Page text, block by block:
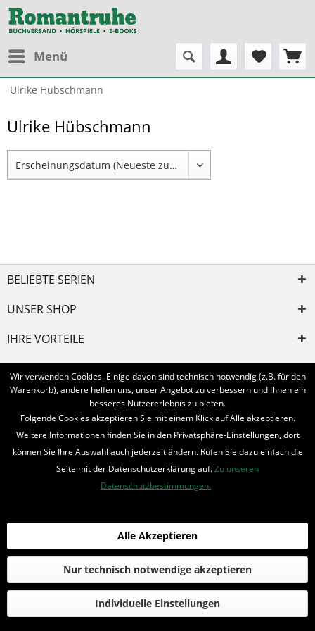
Menü
Ulrike Hübschmann
Ulrike Hübschmann
BELIEBTE SERIEN
UNSER SHOP
IHRE VORTEILE
INFORMIERT BLEIBEN
Bestellung widerrufen
* Alle Preise inkl. MwSt. und zzgl. Bearbeitungspauschale
© 2016-2022 Romantruhe - Buchversand, Joachim Otto
die profilschmiede - Internetagentur
Wir verwenden Cookies. Einige davon sind technisch notwendig (z.B. für den
Warenkorb), andere helfen uns, unser Angebot zu verbessern und Ihnen ein
besseres Nutzererlebnis zu bieten.
Folgende Cookies akzeptieren Sie mit einem Klick auf Alle akzeptieren.
Weitere Informationen finden Sie in den Privatsphäre-Einstellungen, dort
können Sie Ihre Auswahl auch jederzeit ändern. Rufen Sie dazu einfach die
Seite mit der Datenschutzerklärung auf.Zu unseren
Datenschutzbestimmungen.
Individuelle Einstellungen
Nur technisch notwendige akzeptieren
Alle Akzeptieren